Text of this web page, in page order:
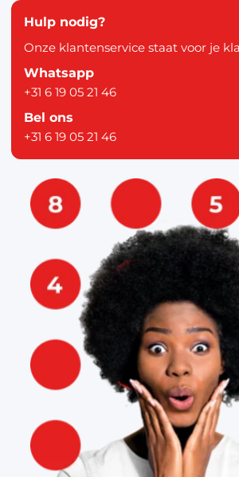
Hulp nodig?
Onze klantenservice staat voor je
Whatsapp
+31 6 19 05 21 46
Bel ons
+31 6 19 05 21 46